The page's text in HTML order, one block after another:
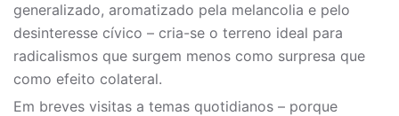
generalizado, aromatizado pela melancolia e pelo
desinteresse cívico – cria-se o terreno ideal para
radicalismos que surgem menos como surpresa que
como efeito colateral.
Em breves visitas a temas quotidianos – porque